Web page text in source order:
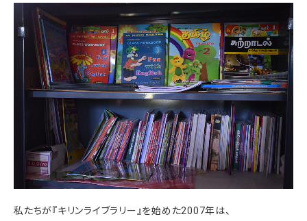
私たちが『キリンライブラリー』を始めた2007年は、